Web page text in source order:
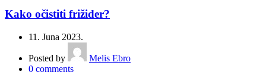
Kako očistiti frižider?
11. Juna 2023.
Posted by
Melis Ebro
0 comments